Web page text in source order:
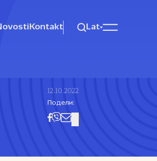
Kontakt Lat
12.10.2022
Подели: